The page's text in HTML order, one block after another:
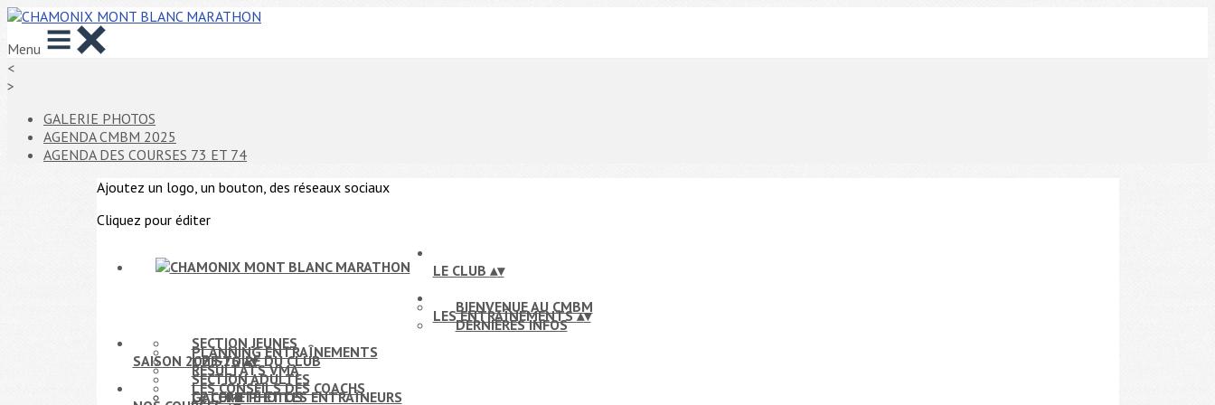
Menu
<
>
GALERIE PHOTOS
AGENDA CMBM 2025
AGENDA DES COURSES 73 ET 74
Ajoutez un logo, un bouton, des réseaux sociaux
Cliquez pour éditer
LE CLUB ▴▾
BIENVENUE AU CMBM
DERNIÈRES INFOS
SECTION JEUNES
L'HISTOIRE DU CLUB
SECTION ADULTES
LE COMITÉ ET LES ENTRAÎNEURS
LES ENTRAÎNEMENTS▴▾
PLANNING ENTRAÎNEMENTS
RÉSULTATS VMA
LES CONSEILS DES COACHS
SAISON 2025-26▴▾
GALERIE PHOTOS